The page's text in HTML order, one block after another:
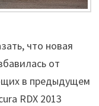
что новая
от
в предыдущем
RDX 2013